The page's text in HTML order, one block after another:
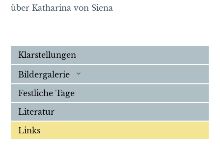
über Katharina von Siena
Klarstellungen
Bildergalerie
Festliche Tage
Literatur
Links